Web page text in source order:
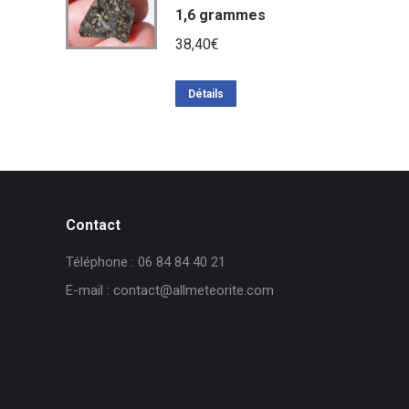
1,6 grammes
38,40€
Détails
Contact
Téléphone : 06 84 84 40 21
E-mail : contact@allmeteorite.com